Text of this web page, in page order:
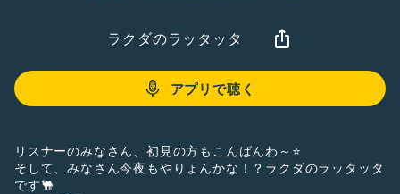
ラクダのラッタッタ
アプリで聴く
リスナーのみなさん、初見の方もこんばんわ～⭐
そして、みなさん今夜もやりょんかな！？ラクダのラッタッタ
です🐫